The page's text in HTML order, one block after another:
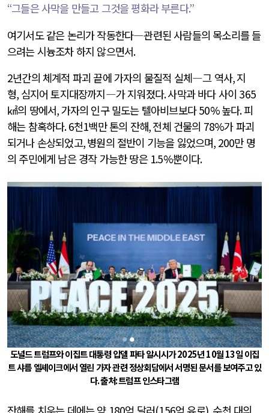
“그들은 사막을 만들고 그것을 평화라 부른다.”
여기서도 같은 논리가 작동한다―관련된 사람들의 목소리를 들
으려는 시늉조차 하지 않으면서.
2년간의 체계적 파괴 끝에 가자의 물질적 실체―그 역사,지
형, 심지어 토지대장까지―가 지워졌다.사막과 바다 사이 365
㎢의 땅에서,가자의 인구 밀도는 텔아비브보다50%높다.피
해는 참혹하다. 6천1백만 톤의 잔해,전체 건물의 78%가 파괴
되거나 손상되었고,병원의 절반이 기능을 잃었으며, 200만 명
의 주민에게 남은 경작 가능한 땅은 1.5%뿐이다.
도널드 트럼프와 이집트 대통령 압델 파타 알시시가2025년10월13일 이집
트 샤름 엘셰이크에서 열린 가자 관련 정상회담에서 서명된 문서를 보여주고 있
다.출처:트럼프 인스타그램